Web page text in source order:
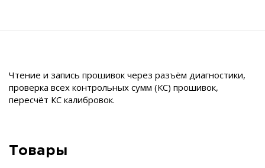
Чтение и запись прошивок через разъём диагностики,
проверка всех контрольных сумм (КС) прошивок,
пересчёт КС калибровок.
Товары